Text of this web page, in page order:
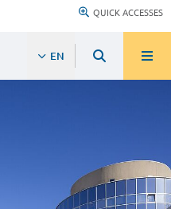
QUICK ACCESSES
EN